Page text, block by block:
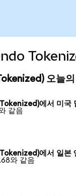
오늘의
에서 미국
같음
에서 일본
와 같음